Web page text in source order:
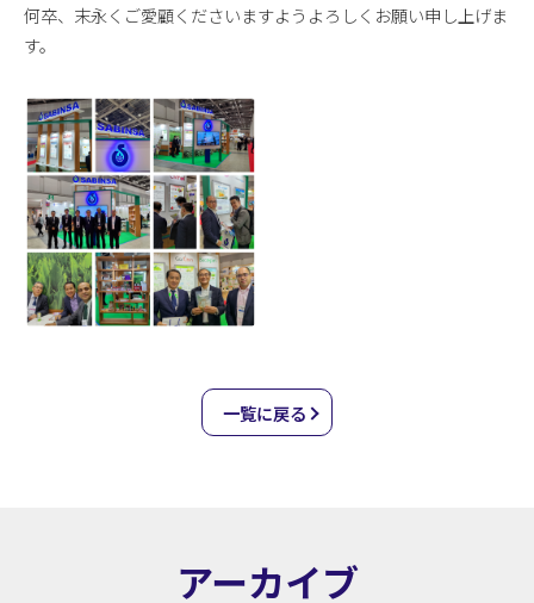
何卒、末永くご愛顧くださいますようよろしくお願い申し上げま
す。
一覧に戻る
アーカイブ